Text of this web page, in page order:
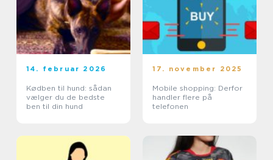
14. februar 2026
Kødben til hund: sådan
vælger du de bedste
ben til din hund
17. november 2025
Mobile shopping: Derfor
handler flere på
telefonen